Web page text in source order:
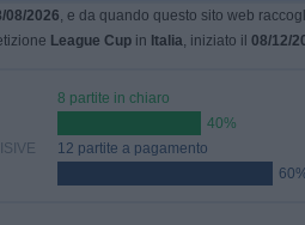
08/2026, e da quando questo sito web
League Cupin Italia, iniziato il 08/12/
8 partite in chiaro
40%
12 partite a pagamento